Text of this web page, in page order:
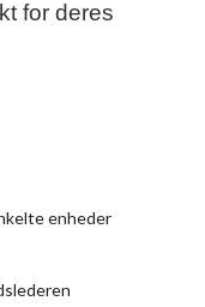
for deres
enheder